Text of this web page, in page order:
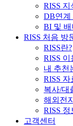
RISS 지
DB연계
BI 및 배
RISS 처음 방
RISS란?
RISS
내 추천
RISS
복사/대
해외전
RISS
고객센터